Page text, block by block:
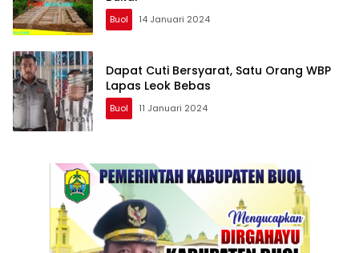
Buol 14 Januari 2024
Dapat Cuti Bersyarat, Satu Orang WBP
Lapas Leok Bebas
Buol 11 Januari 2024